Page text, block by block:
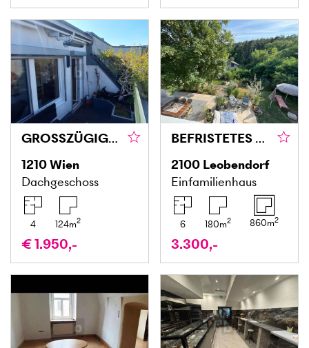
GROSSZÜGIGE MAISONETTEWOHNUNG MIT SONNIGER DACHTERRASSE
1210Wien
Dachgeschoss
4 124m2
€ 1.950,-
BEFRISTETES EINFAMILIENHAUS IM GRÜNEN MIT BLICK AUF DIE SKYLINE VON WIEN
2100 Leobendorf
Einfamilienhaus
6 180m2 860m2
3.300,-